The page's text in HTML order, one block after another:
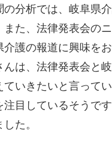
の分析では、岐阜県
また、法律発表会の
介護の報道に興味を
んは、法律発表会と
ていきたいと言って
注目しているそうで
した。